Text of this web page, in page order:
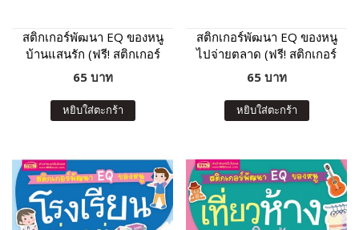
สติกเกอร์พัฒนา EQ ของหนู
บ้านแสนรัก (ฟรี! สติกเกอร์
กว่า 100 ชิ้น ในเล่ม)
65 บาท
หยิบใส่ตะกร้า
สติกเกอร์พัฒนา EQ ของหนู
ไปจ่ายตลาด (ฟรี! สติกเกอร์
กว่า 100 ชิ้น ในเล่ม)
65 บาท
หยิบใส่ตะกร้า